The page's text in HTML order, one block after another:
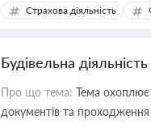
приватизації, оренди
Страхова діяльність
Будівельна діяльність
Про що тема: Тема охоплює
документів та